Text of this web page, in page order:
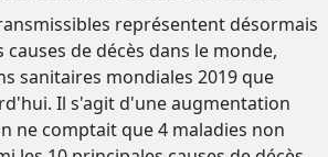
représentent désormais
causes de décès dans le monde,
sanitaires mondiales 2019 que
Il s'agit d'une augmentation
ne comptait que 4 maladies non